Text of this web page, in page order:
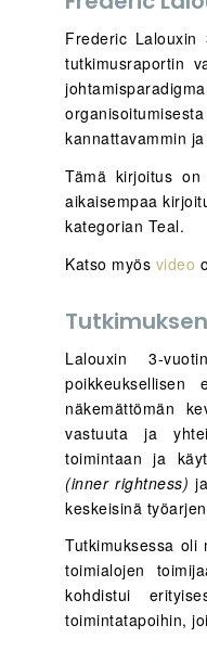
Frederic Lalouxin
tutkimusraportin
kannattavammin
Tämä kirjoitus
aikaisempaa
kategorian Teal.
Katso myös video
Lalouxin 3-
näkemättömän
vastuuta ja
toimintaan ja
(inner rightness)
keskeisinä
Tutkimuksessa
toimialojen
kohdistui
toimintatapoihin,